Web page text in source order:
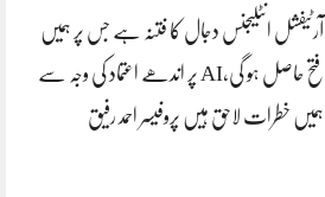
آرٹیفشل انٹلیجنس دجال کا فتنہ ہے جس پر ہمیں
فتح حاصل ہو گی،AI پر اندھے اعتماد کی وجہ سے
ہمیں خطرات لاحق ہیں پروفیسر احمد رفیق